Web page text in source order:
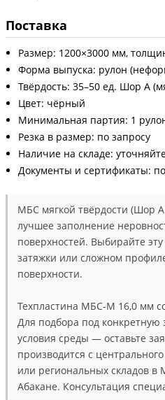
Поставка
Размер: 1200×3000 мм,
Форма выпуска: рулон
Твёрдость: 35–50 ед. Шор А
Цвет: чёрный
Минимальная партия: 1
Резка в размер: по запросу
Наличие на складе:
Документы и сертификаты:
МБС мягкой твёрдости (Шор А
лучшее заполнение
поверхностей. Выбирайте
затяжки или сложном
поверхности.
Техпластина МБС-М 16,0 мм
Для подбора под
условия среды — оставьте
производится с
или региональных складов в
Абакане. Консультация